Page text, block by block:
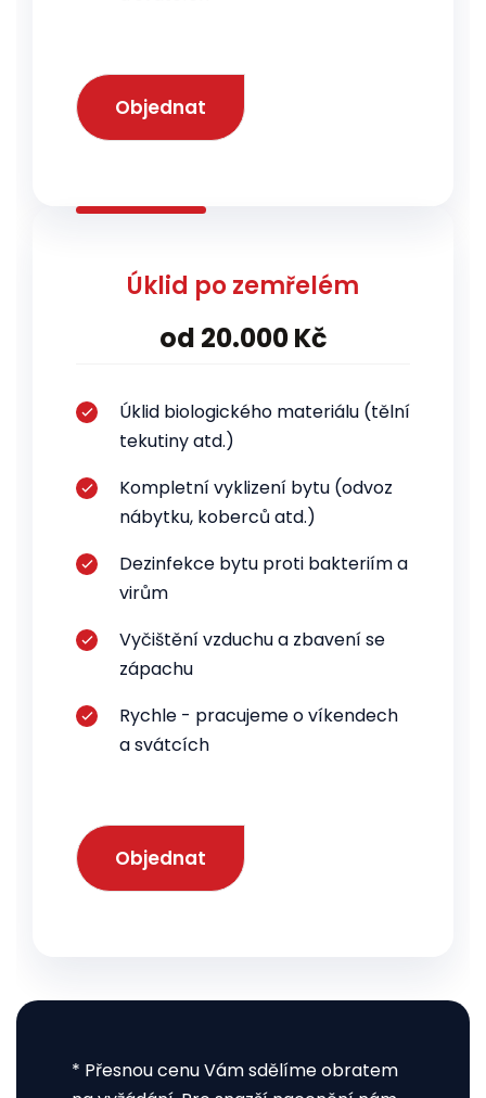
Objednat
Úklid po zemřelém
od 20.000 Kč
Úklid biologického materiálu (tělní
tekutiny atd.)
Kompletní vyklizení bytu (odvoz
nábytku, koberců atd.)
Dezinfekce bytu proti bakteriím a
virům
Vyčištění vzduchu a zbavení se
zápachu
Rychle - pracujeme o víkendech
a svátcích
Objednat
* Přesnou cenu Vám sdělíme obratem